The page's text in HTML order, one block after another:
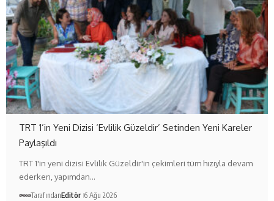
TRT 1’in Yeni Dizisi ‘Evlilik Güzeldir’ Setinden Yeni Kareler
Paylaşıldı
TRT 1'in yeni dizisi Evlilik Güzeldir'in çekimleri tüm hızıyla devam
ederken, yapımdan…
TarafındanEditör 6 Ağu 2026